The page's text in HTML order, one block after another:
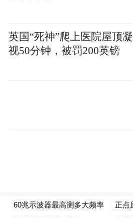
英国“死神”爬上医院屋顶凝
视50分钟，被罚200英镑